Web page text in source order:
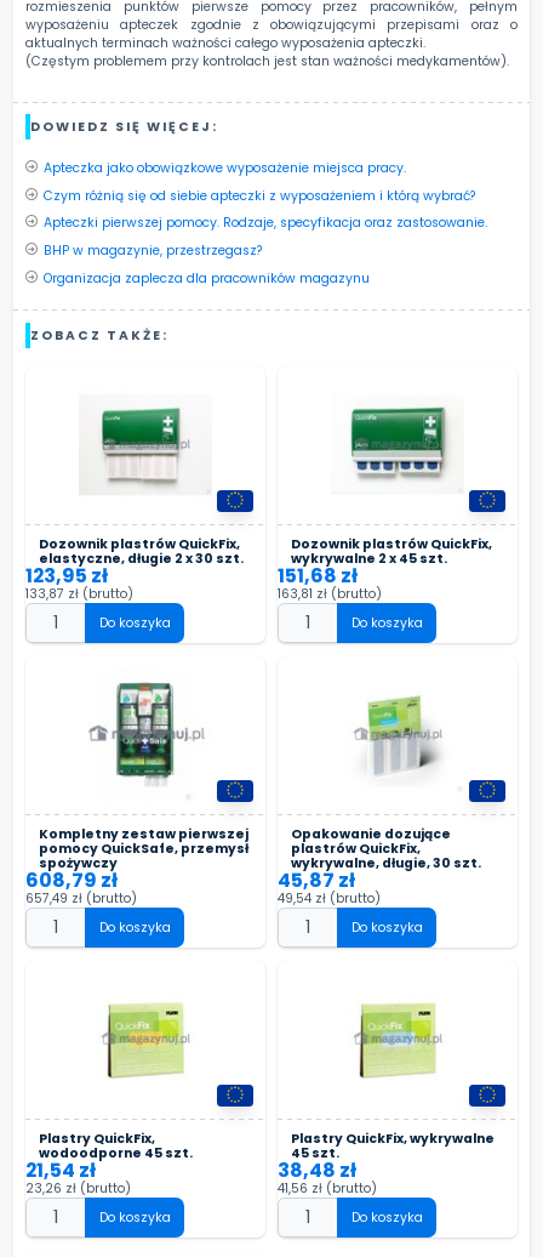
rozmieszenia punktów pierwsze pomocy przez pracowników, pełnym
wyposażeniu apteczek zgodnie z obowiązującymi przepisami oraz o
aktualnych terminach ważności całego wyposażenia apteczki.
(Częstym problemem przy kontrolach jest stan ważności medykamentów).
DOWIEDZ SIĘ WIĘCEJ:
Apteczka jako obowiązkowe wyposażenie miejsca pracy.
Czym różnią się od siebie apteczki z wyposażeniem i którą wybrać?
Apteczki pierwszej pomocy. Rodzaje, specyfikacja oraz zastosowanie.
BHP w magazynie, przestrzegasz?
Organizacja zaplecza dla pracowników magazynu
ZOBACZ TAKŻE:
Dozownik plastrów QuickFix,
elastyczne, długie 2 x 30 szt.
123,95 zł
133,87 zł (brutto)
Do koszyka
Dozownik plastrów QuickFix,
wykrywalne 2 x 45 szt.
151,68 zł
163,81 zł (brutto)
Do koszyka
Kompletny zestaw pierwszej
pomocy QuickSafe, przemysł
spożywczy
608,79 zł
657,49 zł (brutto)
Do koszyka
Opakowanie dozujące
plastrów QuickFix,
wykrywalne, długie, 30 szt.
45,87 zł
49,54 zł (brutto)
Do koszyka
Plastry QuickFix,
wodoodporne 45 szt.
21,54 zł
23,26 zł (brutto)
Do koszyka
Plastry QuickFix, wykrywalne
45 szt.
38,48 zł
41,56 zł (brutto)
Do koszyka